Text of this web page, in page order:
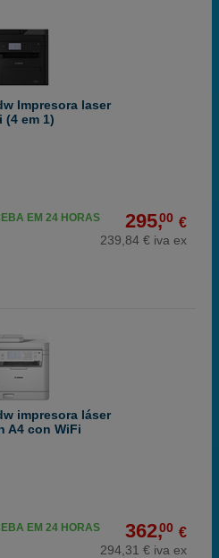
Impresora laser
(4 em 1)
295,00 €
239,84 € iva ex
EM 24 HORAS
impresora láser
A4 con WiFi
362,00 €
294,31 € iva ex
EM 24 HORAS